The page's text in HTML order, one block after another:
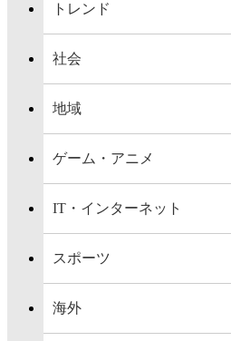
トレンド
社会
地域
ゲーム・アニメ
IT・インターネット
スポーツ
海外